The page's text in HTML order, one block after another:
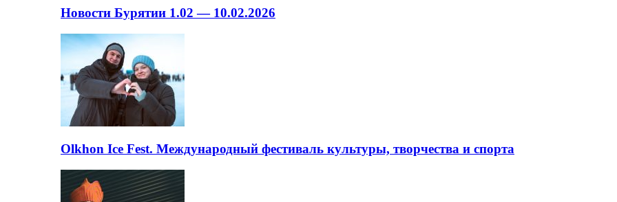
Новости Бурятии 1.02 — 10.02.2026
Olkhon Ice Fest. Международный фестиваль культуры, творчества и спорта